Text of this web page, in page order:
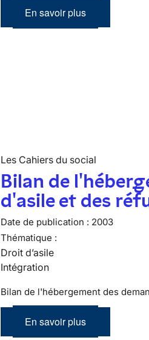
En savoir plus
Les Cahiers du social
Bilan de
d'asile et des
Date de publication : 2003
Thématique :
Droit d’asile
Intégration
Bilan de l'hébergement des
En savoir plus